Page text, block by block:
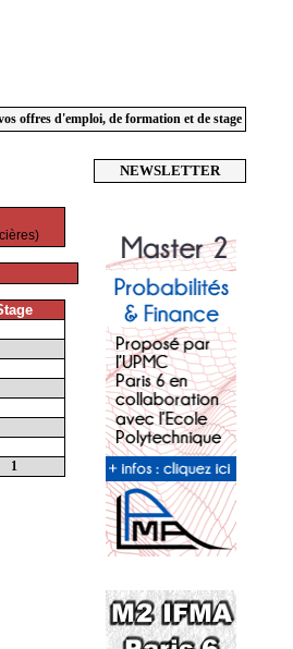
offres d'emploi, de formation et de stage
1
NEWSLETTER